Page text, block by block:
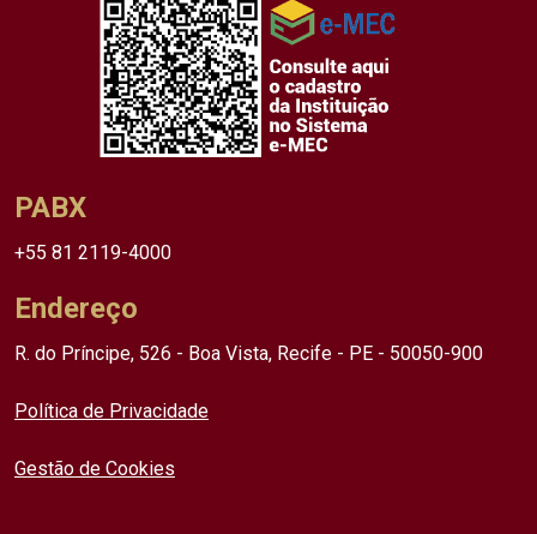
PABX
+55 81 2119-4000
Endereço
R. do Príncipe, 526 - Boa Vista, Recife - PE - 50050-900
Política de Privacidade
Gestão de Cookies